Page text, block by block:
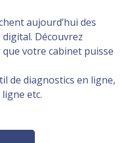
aujourd’hui des
Découvrez
votre cabinet puisse
de diagnostics en ligne,
etc.